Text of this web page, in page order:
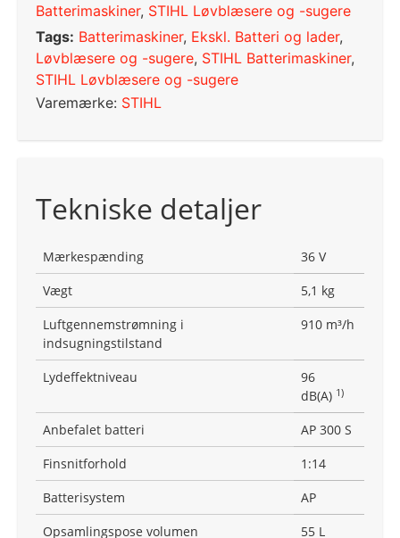
Batterimaskiner, STIHL Løvblæsere og -sugere
Tags: Batterimaskiner, Ekskl. Batteri og lader,
Løvblæsere og -sugere, STIHL Batterimaskiner,
STIHL Løvblæsere og -sugere
Varemærke: STIHL
Tekniske detaljer
Mærkespænding
36 V
Vægt
5,1 kg
Luftgennemstrømning i
indsugningstilstand
910 m³/h
Lydeffektniveau
96
dB(A) 1)
Anbefalet batteri
AP 300 S
Finsnitforhold
1:14
Batterisystem
AP
Opsamlingspose volumen
55 L